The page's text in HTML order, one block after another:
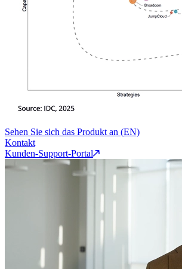
Sehen Sie sich das Produkt an (EN)
Kontakt
Kunden-Support-Portal